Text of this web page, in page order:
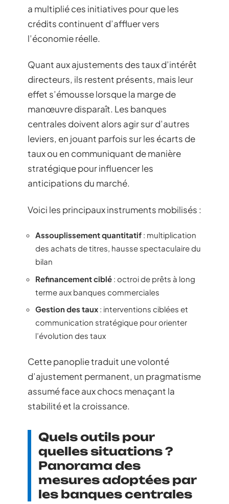
a multiplié ces initiatives pour que les
crédits continuent d’affluer vers
l’économie réelle.
Quant aux ajustements des taux d’intérêt
directeurs, ils restent présents, mais leur
effet s’émousse lorsque la marge de
manœuvre disparaît. Les banques
centrales doivent alors agir sur d’autres
leviers, en jouant parfois sur les écarts de
taux ou en communiquant de manière
stratégique pour influencer les
anticipations du marché.
Voici les principaux instruments mobilisés :
Assouplissement quantitatif : multiplication
des achats de titres, hausse spectaculaire du
bilan
Refinancement ciblé : octroi de prêts à long
terme aux banques commerciales
Gestion des taux : interventions ciblées et
communication stratégique pour orienter
l’évolution des taux
Cette panoplie traduit une volonté
d’ajustement permanent, un pragmatisme
assumé face aux chocs menaçant la
stabilité et la croissance.
Quels outils pour
quelles situations ?
Panorama des
mesures adoptées par
les banques centrales